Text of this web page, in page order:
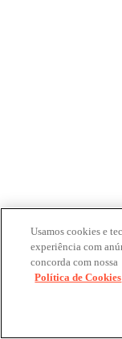
Usamos cookies e
experiência com
concorda com nossa
Política de Cookies